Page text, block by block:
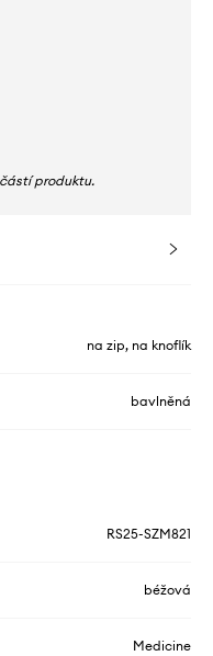
produktu.
na zip, na knoflík
bavlněná
RS25-SZM821
béžová
Medicine